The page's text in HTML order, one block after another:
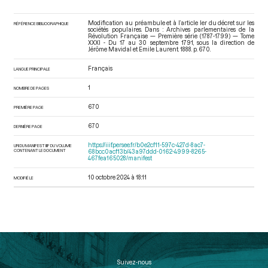
RÉFÉRENCE BIBLIOGRAPHIQUE
Modification au préambule et à l’article ler du décret sur les
sociétés populaires. Dans : Archives parlementaires de la
Révolution Française — Première série (1787-1799) — Tome
XXXI - Du 17 au 30 septembre 1791
, sous la direction de
Jérôme Mavidal et Emile Laurent. 1888. p. 670.
LANGUE PRINCIPALE Français
NOMBRE DE PAGES 1
PREMIÈRE PAGE 670
DERNIÈRE PAGE 670
URI DU MANIFEST IIIF DU VOLUME
CONTENANT LE DOCUMENT
https://iiif.persee.fr/b0e2cf11-597c-427d-8ac7-
68bcc0acf13b/43a97ddd-0162-4999-8265-
467fea165028/manifest
MODIFIÉ LE 10 octobre 2024 à 18:11
Suivez-nous